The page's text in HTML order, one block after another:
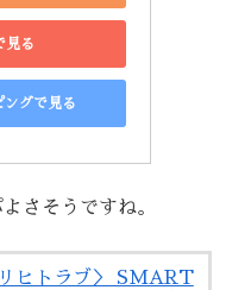
見る
グで見る
さそうですね。
ヒトラブ＞ SMART